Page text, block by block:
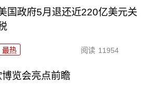
国政府5月退还近220亿美元关
最热 阅读 11954
览会亮点前瞻